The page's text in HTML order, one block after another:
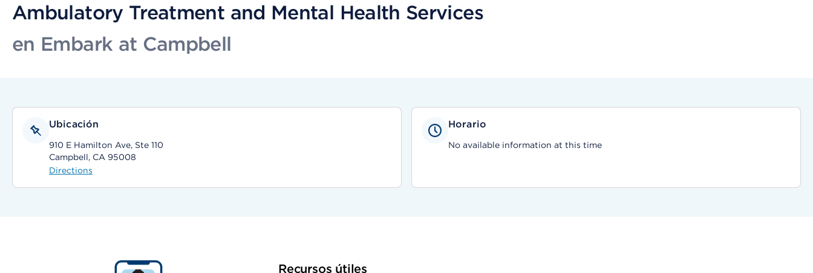
Ambulatory Treatment and Mental Health Services
en Embark at Campbell
Ubicación
910 E Hamilton Ave, Ste 110
Campbell, CA 95008
Directions
Horario
No available information at this time
Recursos útiles